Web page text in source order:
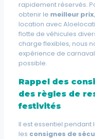
rapidement réservés.
obtenir le meilleur prix
location avec
flotte de véhicules
charge flexibles, nous
expérience de
possible.
Rappel des
des règles de
festivités
Il est essentiel
les consignes de